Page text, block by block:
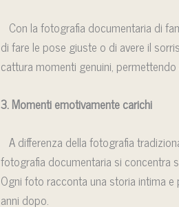
Con la fotografia documentaria di
di fare le pose giuste o di avere il
cattura momenti genuini,
3. Momenti emotivamente carichi
A differenza della fotografia
fotografia documentaria si concentra
Ogni foto racconta una storia intima
anni dopo.